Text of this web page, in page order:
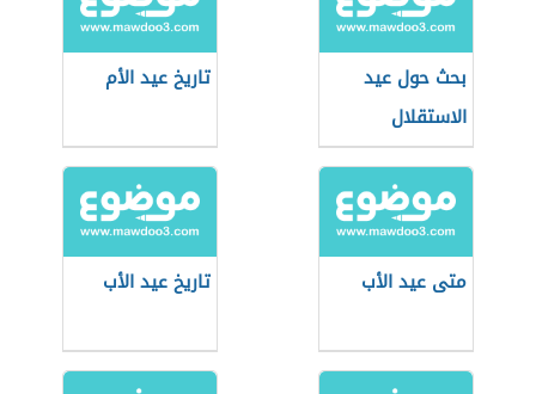
بحث حول عيد
الاستقلال
تاريخ عيد الأم
متى عيد الأب تاريخ عيد الأب